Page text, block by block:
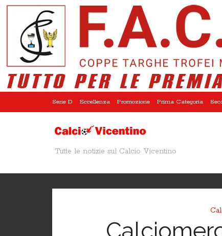
Serie D Eccellenza Promozione Prima Categoria
Tutte le notizie sul Calcio Vicentino